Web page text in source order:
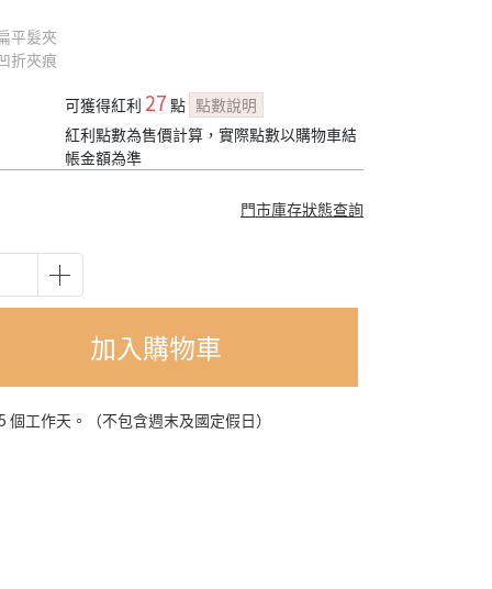
平髮夾
折夾痕
可獲得紅利 27點 點數說明
紅利點數為售價計算，實際點數以購物車結
帳金額為準
門市庫存狀態查詢
加入購物車
工作天。（不包含週末及國定假日）